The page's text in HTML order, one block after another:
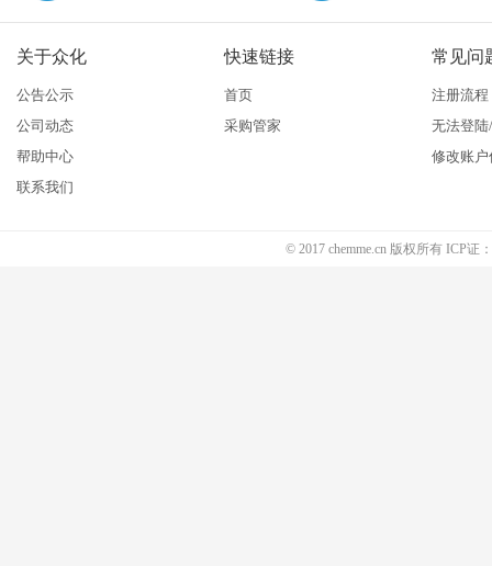
关于众化
公告公示
公司动态
帮助中心
联系我们
快速链接
首页
采购管家
常见问
注册流程
无法登
修改账户
© 2017 chemme.cn 版权所有 ICP证：